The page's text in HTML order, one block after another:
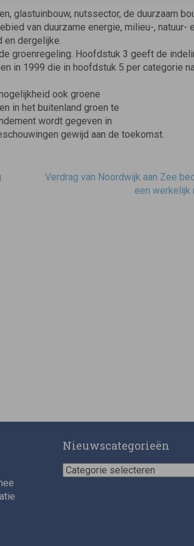
glastuinbouw, nutssector, de duurzaam
van duurzame energie, milieu-, natuur-
en dergelijke.
groenregeling. Hoofdstuk 3 geeft de
in 1999 die in hoofdstuk 5 per categorie
ook groene
in het buitenland groen te
wordt gegeven in
gewijd aan de toekomst.
Verdrag van Noordwijk aan Zee
een werkelijk
Nieuwscategorieën
Nieuwscategorieën